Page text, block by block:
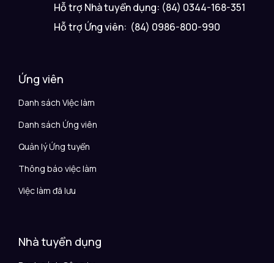
Hỗ trợ Nhà tuyển dụng: (84) 0344-168-351
Hỗ trợ Ứng viên: (84) 0986-800-990
Ứng viên
Danh sách Việc làm
Danh sách Ứng viên
Quản lý Ứng tuyển
Thông báo việc làm
Việc làm đã lưu
Nhà tuyển dụng